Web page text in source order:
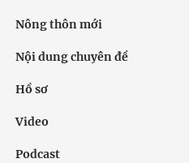
Nông thôn mới
Nội dung chuyên đề
Hồ sơ
Video
Podcast